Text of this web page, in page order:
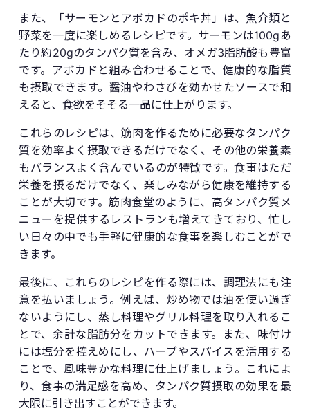
また、「サーモンとアボカドのポキ丼」は、魚介類と
野菜を一度に楽しめるレシピです。サーモンは100gあ
たり約20gのタンパク質を含み、オメガ3脂肪酸も豊富
です。アボカドと組み合わせることで、健康的な脂質
も摂取できます。醤油やわさびを効かせたソースで和
えると、食欲をそそる一品に仕上がります。
これらのレシピは、筋肉を作るために必要なタンパク
質を効率よく摂取できるだけでなく、その他の栄養素
もバランスよく含んでいるのが特徴です。食事はただ
栄養を摂るだけでなく、楽しみながら健康を維持する
ことが大切です。筋肉食堂のように、高タンパク質メ
ニューを提供するレストランも増えてきており、忙し
い日々の中でも手軽に健康的な食事を楽しむことがで
きます。
最後に、これらのレシピを作る際には、調理法にも注
意を払いましょう。例えば、炒め物では油を使い過ぎ
ないようにし、蒸し料理やグリル料理を取り入れるこ
とで、余計な脂肪分をカットできます。また、味付け
には塩分を控えめにし、ハーブやスパイスを活用する
ことで、風味豊かな料理に仕上げましょう。これによ
り、食事の満足感を高め、タンパク質摂取の効果を最
大限に引き出すことができます。